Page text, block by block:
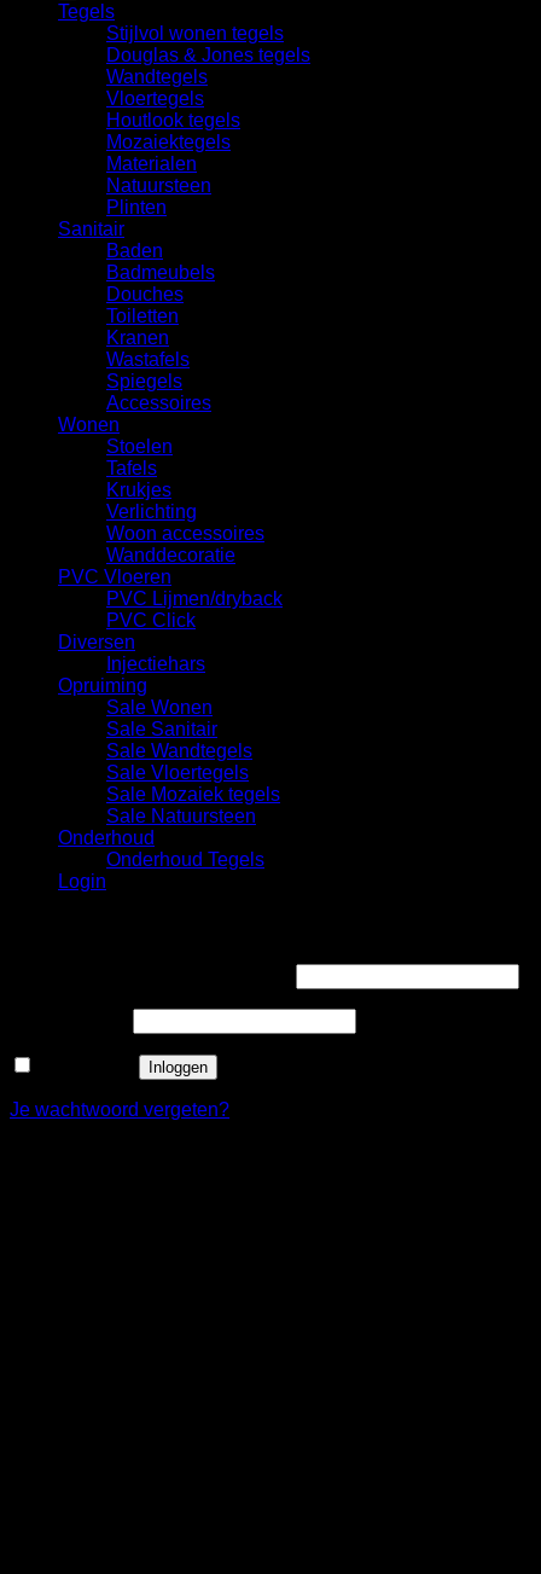
Tegels
Stijlvol wonen tegels
Douglas & Jones tegels
Wandtegels
Vloertegels
Houtlook tegels
Mozaiektegels
Materialen
Natuursteen
Plinten
Sanitair
Baden
Badmeubels
Douches
Toiletten
Kranen
Wastafels
Spiegels
Accessoires
Wonen
Stoelen
Tafels
Krukjes
Verlichting
Woon accessoires
Wanddecoratie
PVC Vloeren
PVC Lijmen/dryback
PVC Click
Diversen
Injectiehars
Opruiming
Sale Wonen
Sale Sanitair
Sale Wandtegels
Sale Vloertegels
Sale Mozaiek tegels
Sale Natuursteen
Onderhoud
Onderhoud Tegels
Login
Inloggen
Je wachtwoord vergeten?